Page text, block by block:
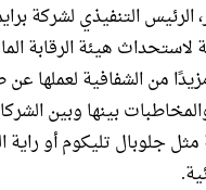
التنفيذي لشركة
هيئة الرقابة
من الشفافية لعملها عن
بينها وبين
جلوبال تليكوم أو راية